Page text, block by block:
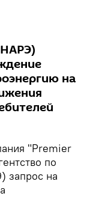
на
"Premier
по
запрос на